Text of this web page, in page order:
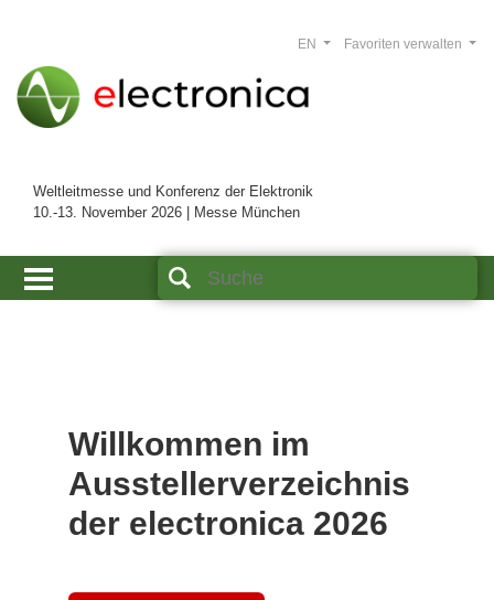
Weltleitmesse und Konferenz der Elektronik
10.-13. November 2026 | Messe München
Favoriten verwalten
EN
Willkommen im
Ausstellerverzeichnis
der electronica 2026